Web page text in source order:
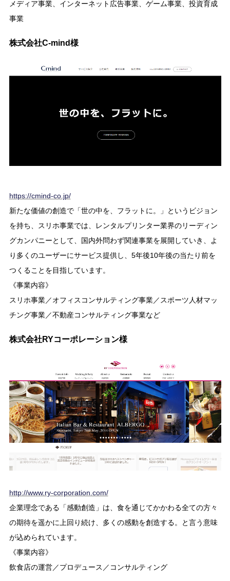
メディア事業、インターネット広告事業、ゲーム事業、投資育成
事業
株式会社C-mind様
https://cmind-co.jp/
新たな価値の創造で「世の中を、フラットに。」というビジョン
を持ち、スリホ事業では、レンタルプリンター業界のリーディン
グカンパニーとして、国内外問わず関連事業を展開していき、よ
り多くのユーザーにサービス提供し、5年後10年後の当たり前を
つくることを目指しています。
《事業内容》
スリホ事業／オフィスコンサルティング事業／スポーツ人材マッ
チング事業／不動産コンサルティング事業など
株式会社RYコーポレーション様
http://www.ry-corporation.com/
企業理念である「感動創造」は、食を通じてかかわる全ての方々
の期待を遥かに上回り続け、多くの感動を創造する。と言う意味
が込められています。
《事業内容》
飲食店の運営／プロデュース／コンサルティング